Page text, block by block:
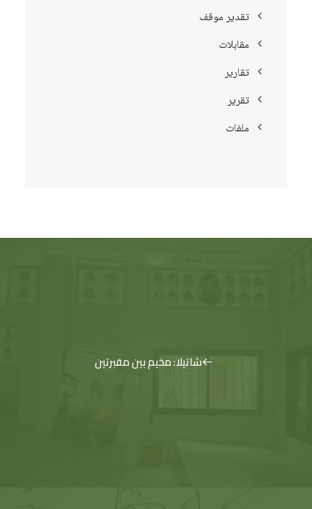
تقدير موقف
مقابلات
تقارير
تقرير
ملفات
شاتيلا: مخيم بين مقبرتين